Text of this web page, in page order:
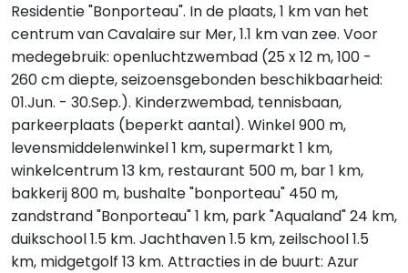
Residentie "Bonporteau". In de plaats, 1 km van het
centrum van Cavalaire sur Mer, 1.1 km van zee. Voor
medegebruik: openluchtzwembad (25 x 12 m, 100 -
260 cm diepte, seizoensgebonden beschikbaarheid:
01.Jun. - 30.Sep.). Kinderzwembad, tennisbaan,
parkeerplaats (beperkt aantal). Winkel 900 m,
levensmiddelenwinkel 1 km, supermarkt 1 km,
winkelcentrum 13 km, restaurant 500 m, bar 1 km,
bakkerij 800 m, bushalte "bonporteau" 450 m,
zandstrand "Bonporteau" 1 km, park "Aqualand" 24 km,
duikschool 1.5 km. Jachthaven 1.5 km, zeilschool 1.5
km, midgetgolf 13 km. Attracties in de buurt: Azur